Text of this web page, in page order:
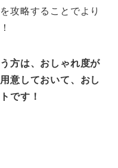
攻略することでより
方は、 おしゃれ度が
意しておいて、おし
です！